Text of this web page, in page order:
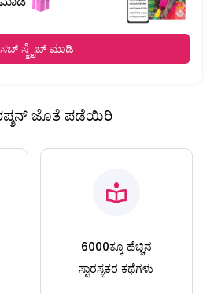
ಸಬ್ ಸ್ಕ್ರೈಬ್ ಮಾಡಿ
ಜೊತೆ ಪಡೆಯಿರಿ
6000ಕ್ಕೂ ಹೆಚ್ಚಿನ
ಸ್ವಾರಸ್ಯಕರ ಕಥೆಗಳು